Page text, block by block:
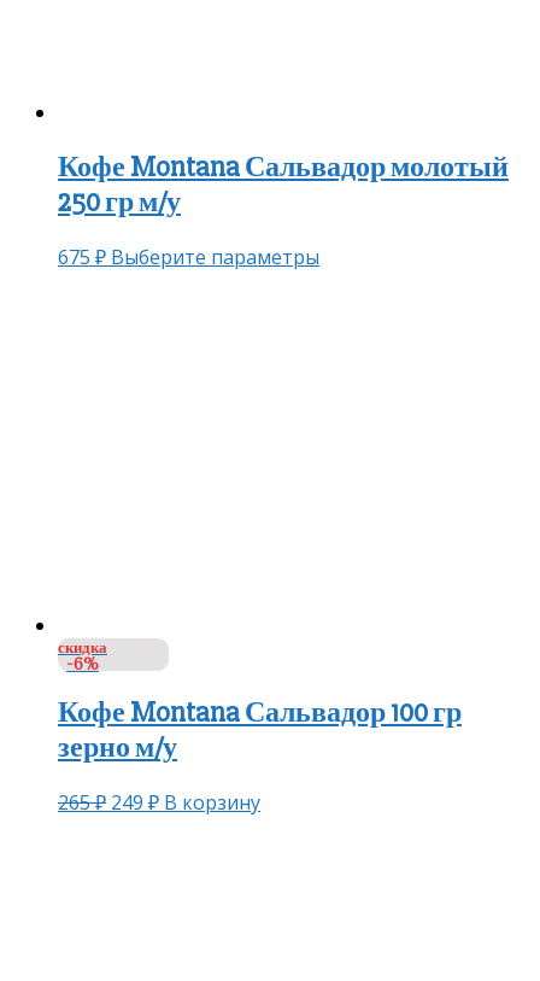
Кофе Montana Сальвадор молотый
250 гр м/у
675 ₽ Выберите параметры
скидка
-6%
Кофе Montana Сальвадор 100 гр
зерно м/у
265₽ 249 ₽ В корзину